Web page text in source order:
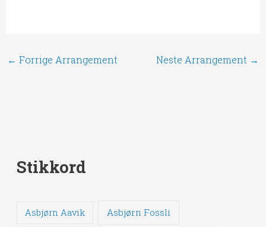
← Forrige Arrangement Neste Arrangement →
Stikkord
Asbjørn Aavik Asbjørn Fossli